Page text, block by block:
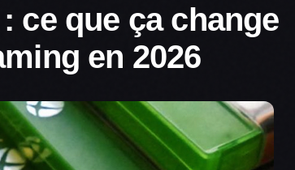
ce que ça change
en 2026